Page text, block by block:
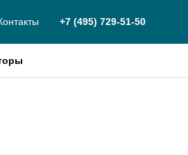
+7 (495) 729-51-50